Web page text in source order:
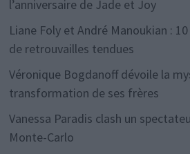
l’anniversaire de Jade et Joy
Liane Foly et André Manoukian :
de retrouvailles tendues
Véronique Bogdanoff dévoile la
transformation de ses frères
Vanessa Paradis clash un
Monte-Carlo